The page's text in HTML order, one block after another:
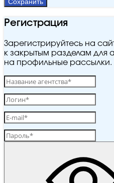
Регистрация
Зарегистрируйтесь на
к закрытым разделам для
на профильные рассылки.